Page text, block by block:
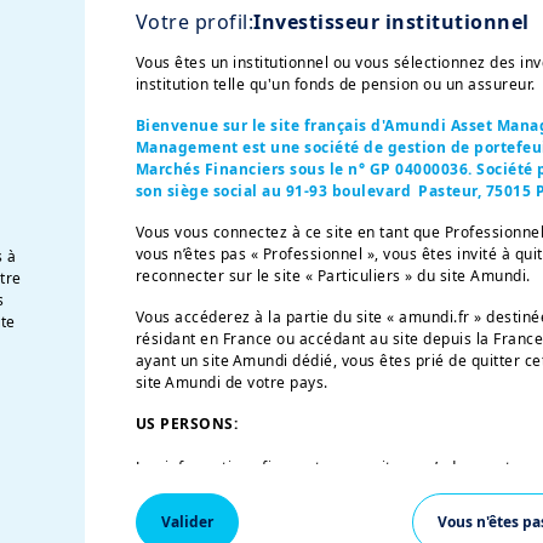
à
Votre profil:Investisseur institutionnel
Vous êtes un institutionnel ou vous sélectionnez des
institution telle qu'un fonds de pension ou un assureur.
Bienvenue sur le site français d'Amundi Asset
Management est une société de gestion de
Marchés Financiers sous le n° GP 04000036.
son siège social au 91-93 boulevard Pasteur, 75015
Vous vous connectez à ce site en tant que
vous n’êtes pas « Professionnel », vous êtes invité à
reconnecter sur le site « Particuliers » du site Amundi.
Vous accéderez à la partie du site « amundi.fr »
résidant en France ou accédant au site depuis la
ayant un site Amundi dédié, vous êtes prié de quitter
site Amundi de votre pays.
US PERSONS:
Les informations figurant sur ce site ne s’adressent
Etats-Unis d’Amérique ou aux «U.S. Persons», telle
«Regulation S» de la Securities and Exchange
de 1933, qui vise notamment toute personne physique
Valider Vous n'êtes
investisseurs “Professionnels” au sens de la Directive
Elles ne s’adressent pas au grand public ou aux
cette expression est définie par la «Regulation S» de la
en aucun cas une offre d’achat, une sollicitation de vente
ou de l’une de ses sociétés affiliées (« Amundi »).
la stratégie d’investissement ou la performance
ci-dessus sont fournies afin d’éclairer
estimations et des hypothèses subjectives et peuvent
à des résultats différents ; en conséquence, ces
être considérées comme des prédictions exactes des
Par ailleurs, les performances passées ne
peuvent perdre tout ou partie de leur capital
afin de déterminer si un tel investissement convient à